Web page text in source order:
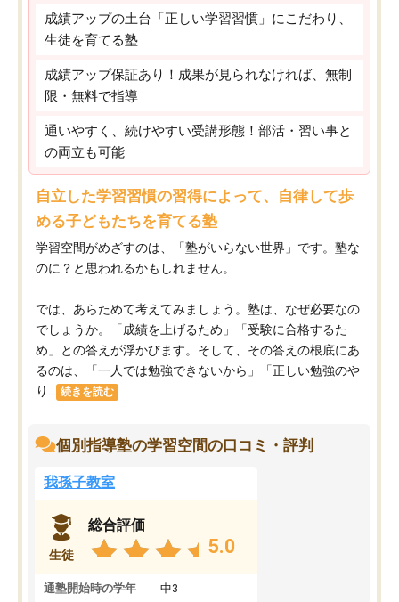
成績アップの土台「正しい学習習慣」にこだわり、
生徒を育てる塾
成績アップ保証あり！成果が見られなければ、無制
限・無料で指導
通いやすく、続けやすい受講形態！部活・習い事と
の両立も可能
自立した学習習慣の習得によって、自律して歩
める子どもたちを育てる塾
学習空間がめざすのは、「塾がいらない世界」です。塾な
のに？と思われるかもしれません。
では、あらためて考えてみましょう。塾は、なぜ必要なの
でしょうか。「成績を上げるため」「受験に合格するた
め」との答えが浮かびます。そして、その答えの根底にあ
るのは、「一人では勉強できないから」「正しい勉強のや
り...
続きを読む
個別指導塾の学習空間の口コミ・評判
我孫子教室
生徒
総合評価
5.0
通塾開始時の学年 中3